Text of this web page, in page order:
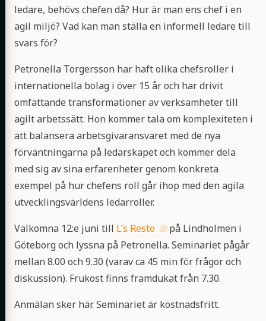
ledare, behövs chefen då? Hur är man ens chef i en
agil miljö? Vad kan man ställa en informell ledare till
svars för?
Petronella Torgersson har haft olika chefsroller i
internationella bolag i över 15 år och har drivit
omfattande transformationer av verksamheter till
agilt arbetssätt. Hon kommer tala om komplexiteten i
att balansera arbetsgivaransvaret med de nya
förväntningarna på ledarskapet och kommer dela
med sig av sina erfarenheter genom konkreta
exempel på hur chefens roll går ihop med den agila
utvecklingsvärldens ledarroller.
Välkomna 12:e juni till L’s Resto
på Lindholmen i
Göteborg och lyssna på Petronella. Seminariet pågår
mellan 8.00 och 9.30 (varav ca 45 min för frågor och
diskussion). Frukost finns framdukat från 7.30.
Anmälan sker här. Seminariet är kostnadsfritt.